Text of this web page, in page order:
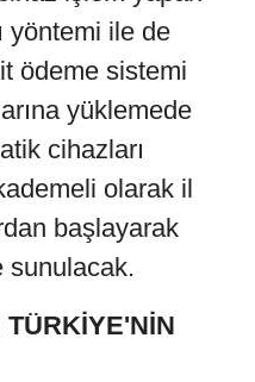
yöntemi ile de
ödeme sistemi
yüklemede
cihazları
olarak il
başlayarak
sunulacak.